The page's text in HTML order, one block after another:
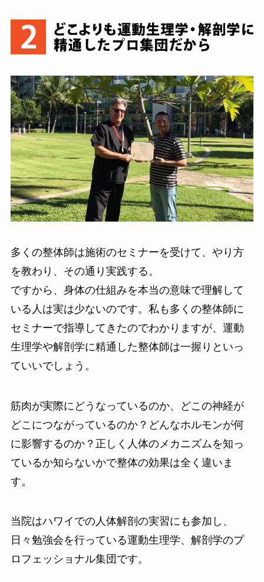
多くの整体師は施術のセミナーを受けて、やり方
を教わり、その通り実践する。
ですから、身体の仕組みを本当の意味で理解して
いる人は実は少ないのです。私も多くの整体師に
セミナーで指導してきたのでわかりますが、運動
生理学や解剖学に精通した整体師は一握りといっ
ていいでしょう。
筋肉が実際にどうなっているのか、どこの神経が
どこにつながっているのか？どんなホルモンが何
に影響するのか？正しく人体のメカニズムを知っ
ているか知らないかで整体の効果は全く違いま
す。
当院はハワイでの人体解剖の実習にも参加し、
日々勉強会を行っている運動生理学、解剖学のプ
ロフェッショナル集団です。